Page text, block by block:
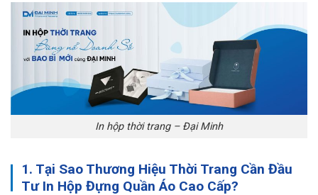
In hộp thời trang – Đại Minh
1. Tại Sao Thương Hiệu Thời Trang Cần Đầu
Tư In Hộp Đựng Quần Áo Cao Cấp?